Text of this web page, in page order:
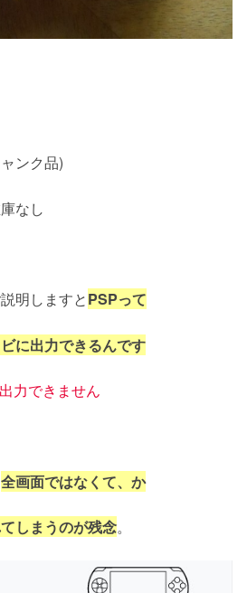
ンク品)
なし
明しますとPSPって
に出力できるんです
力できません
全画面ではなくて、か
しまうのが残念。